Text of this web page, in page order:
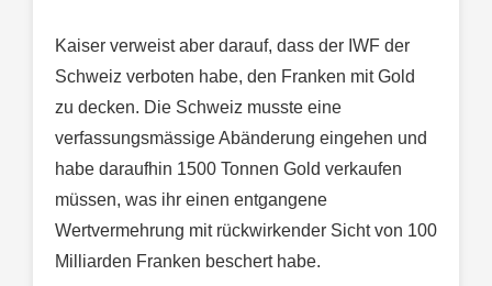
Kaiser verweist aber darauf, dass der IWF der
Schweiz verboten habe, den Franken mit Gold
zu decken. Die Schweiz musste eine
verfassungsmässige Abänderung eingehen und
habe daraufhin 1500 Tonnen Gold verkaufen
müssen, was ihr einen entgangene
Wertvermehrung mit rückwirkender Sicht von 100
Milliarden Franken beschert habe.